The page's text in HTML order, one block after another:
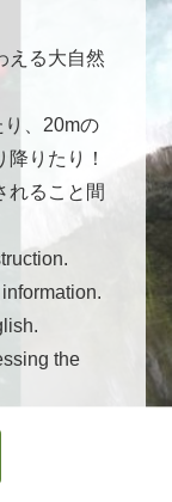
える大自然
、20mの
りたり！
れること間
the